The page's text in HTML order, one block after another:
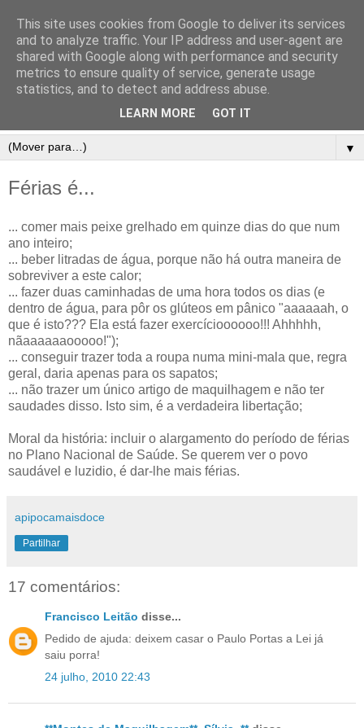
▼
Férias é...
... comer mais peixe grelhado em quinze dias do que num
ano inteiro;
... beber litradas de água, porque não há outra maneira de
sobreviver a este calor;
... fazer duas caminhadas de uma hora todos os dias (e
dentro de água, para pôr os glúteos em pânico "aaaaaah, o
que é isto??? Ela está fazer exercícioooooo!!! Ahhhhh,
nãaaaaaaooooo!");
... conseguir trazer toda a roupa numa mini-mala que, regra
geral, daria apenas para os sapatos;
... não trazer um único artigo de maquilhagem e não ter
saudades disso. Isto sim, é a verdadeira libertação;
Moral da história: incluir o alargamento do período de férias
no Plano Nacional de Saúde. Se querem ver o povo
saudável e luzidio, é dar-lhe mais férias.
apipocamaisdoce
Partilhar
17 comentários:
Francisco Leitão disse...
Pedido de ajuda: deixem casar o Paulo Portas a Lei já
saiu porra!
24 julho, 2010 22:43
This site uses cookies from Google to deliver its services
and to analyze traffic. Your IP address and user-agent are
shared with Google along with performance and security
metrics to ensure quality of service, generate usage
statistics, and to detect and address abuse.
LEARN MORE GOT IT